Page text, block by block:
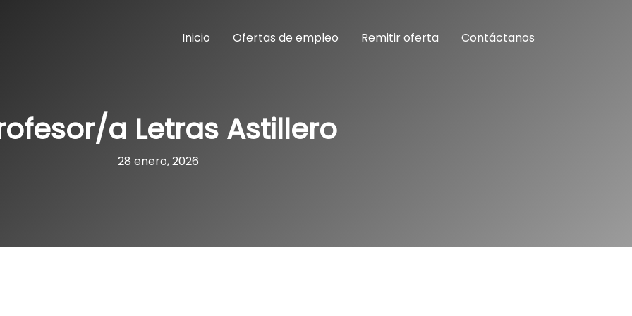
Inicio Ofertas de empleo Remitir oferta Contáctanos
a Letras Astillero
28 enero, 2026